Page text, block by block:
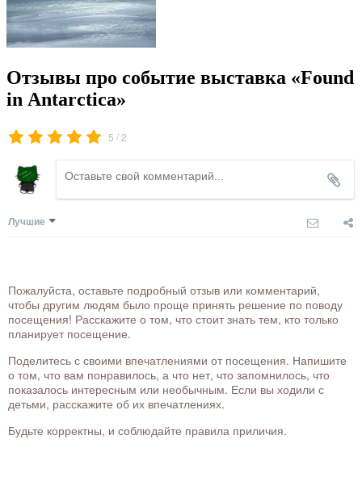
Отзывы про событие выставка «Found
in Antarctica»
5 /2
Лучшие
Пожалуйста, оставьте подробный отзыв или комментарий,
чтобы другим людям было проще принять решение по поводу
посещения! Расскажите о том, что стоит знать тем, кто только
планирует посещение.
Поделитесь с своими впечатлениями от посещения. Напишите
о том, что вам понравилось, а что нет, что запомнилось, что
показалось интересным или необычным. Если вы ходили с
детьми, расскажите об их впечатлениях.
Будьте корректны, и соблюдайте правила приличия.